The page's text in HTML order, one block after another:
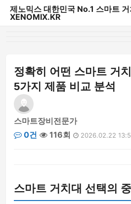
제노믹스 대한민국 No.1 스마트
XENOMIX.KR
CD슬롯 & 송풍구거치대
대시보드 거치대
자바라거치대
다용도 일상용 거치대
정확히 어떤 스마트 거
5가지 제품 비교 분석
스마트장비전문가
0건
116회 2026.02.22
스마트 거치대 선택의